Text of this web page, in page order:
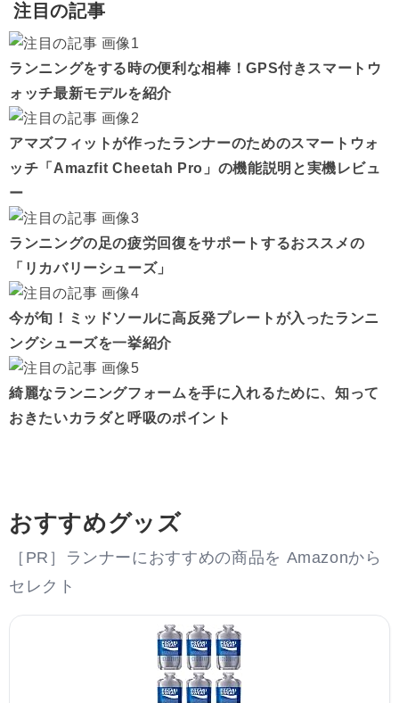
注目の記事
ランニングをする時の便利な相棒！GPS付きスマートウ
ォッチ最新モデルを紹介
アマズフィットが作ったランナーのためのスマートウォ
ッチ「Amazfit Cheetah Pro」の機能説明と実機レビュ
ー
ランニングの足の疲労回復をサポートするおススメの
「リカバリーシューズ」
今が旬！ミッドソールに高反発プレートが入ったランニ
ングシューズを一挙紹介
綺麗なランニングフォームを手に入れるために、知って
おきたいカラダと呼吸のポイント
おすすめグッズ
［PR］ランナーにおすすめの商品を Amazonから
セレクト